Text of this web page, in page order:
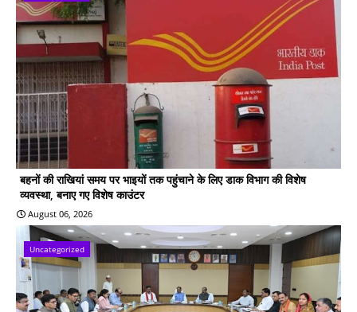
बहनों की राखियां समय पर भाइयों तक पहुंचाने के लिए डाक विभाग की विशेष
व्यवस्था, बनाए गए विशेष काउंटर
August 06, 2026
Uncategorized